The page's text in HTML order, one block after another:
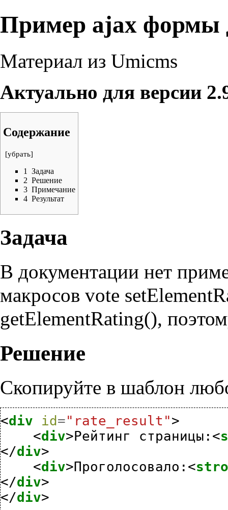
Пример ajax формы
Материал из Umicms
Актуально для версии
Содержание
[убрать]
1
Задача
2 Решение
3 Примечание
4 Результат
Задача
В документации нет
макросов vote
getElementRating(),
Решение
Скопируйте в шаблон
<div id ="rate_result">
<div>Рейтинг страницы: <
</div>
<div>Проголосовало: <
</div>
</div>